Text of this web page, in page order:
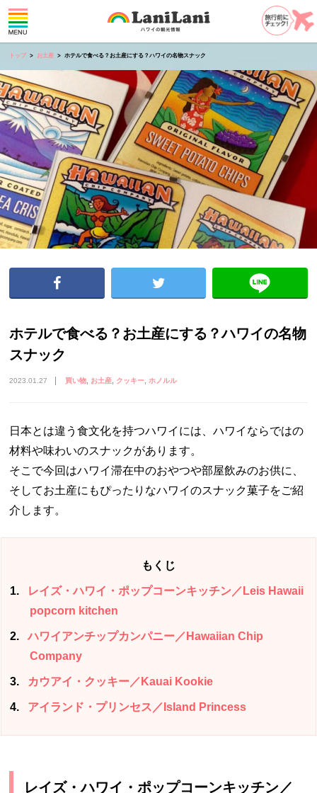
トップ お土産 ホテルで食べる？お土産にする？ハワイの名物スナック
ホテルで食べる？お土産にする？ハワイの名物
スナック
2023.01.27 買い物 お土産 クッキー ホノルル
日本とは違う食文化を持つハワイには、ハワイならではの
材料や味わいのスナックがあります。
そこで今回はハワイ滞在中のおやつや部屋飲みのお供に、
そしてお土産にもぴったりなハワイのスナック菓子をご紹
介します。
もくじ
1
レイズ・ハワイ・ポップコーンキッチン／Leis Hawaii
popcorn kitchen
2
ハワイアンチップカンパニー／Hawaiian Chip
Company
3 カウアイ・クッキー／Kauai Kookie
4 アイランド・プリンセス／Island Princess
レイズ・ハワイ・ポップコーンキッチン／